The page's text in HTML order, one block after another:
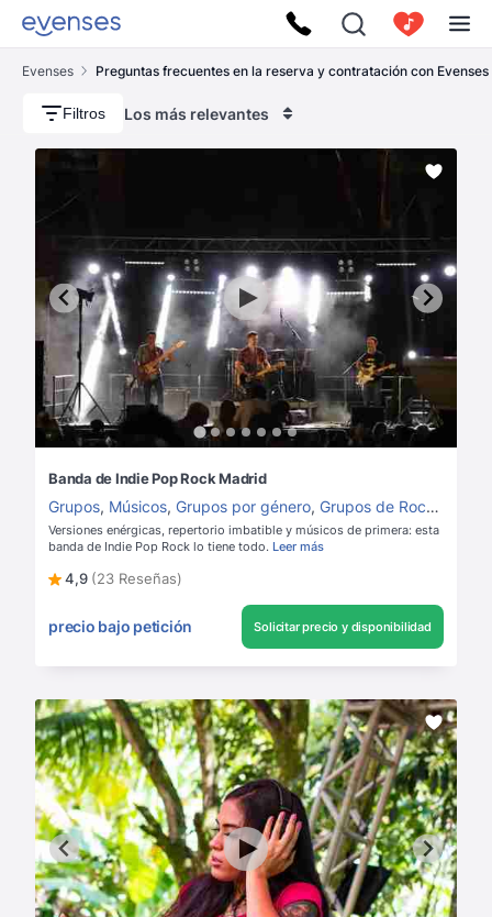
Evenses Preguntas frecuentes en la reserva y contratación con Evenses
Filtros Los más relevantes
Banda de Indie Pop Rock Madrid
Grupos, Músicos, Grupos por género, Grupos de Rock ,
Versiones enérgicas, repertorio imbatible y músicos de primera: esta
banda de Indie Pop Rock lo tiene todo. Leer más
4,9 (23 Reseñas)
precio bajo petición Solicitar precio y disponibilidad